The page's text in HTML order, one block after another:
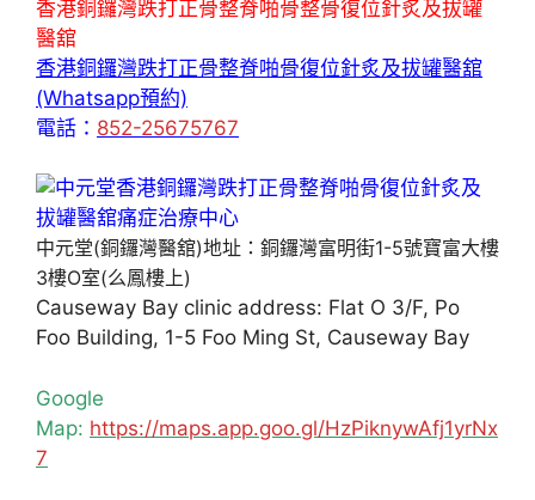
香港銅鑼灣跌打正骨整脊啪骨整骨復位針炙及拔罐
醫舘
香港銅鑼灣跌打正骨整脊啪骨復位針炙及拔罐醫舘
(Whatsapp預約)
電話： 852-25675767
中元堂(銅鑼灣醫舘)地址：銅鑼灣富明街1-5號寶富大樓
3樓O室(么鳳樓上)
Causeway Bay clinic address: Flat O 3/F, Po
Foo Building, 1-5 Foo Ming St, Causeway Bay
Google
Map: https://maps.app.goo.gl/HzPiknywAfj1yrNx
7